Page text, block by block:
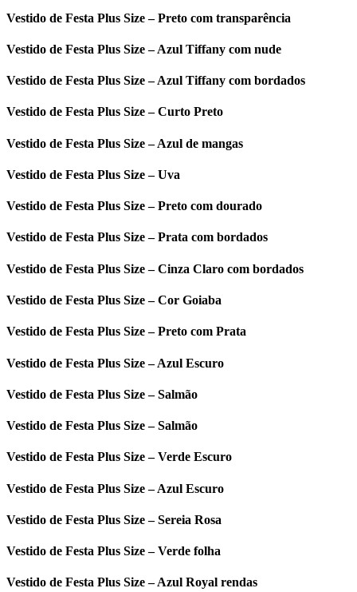
Vestido de Festa Plus Size – Preto com transparência
Vestido de Festa Plus Size – Azul Tiffany com nude
Vestido de Festa Plus Size – Azul Tiffany com bordados
Vestido de Festa Plus Size – Curto Preto
Vestido de Festa Plus Size – Azul de mangas
Vestido de Festa Plus Size – Uva
Vestido de Festa Plus Size – Preto com dourado
Vestido de Festa Plus Size – Prata com bordados
Vestido de Festa Plus Size – Cinza Claro com bordados
Vestido de Festa Plus Size – Cor Goiaba
Vestido de Festa Plus Size – Preto com Prata
Vestido de Festa Plus Size – Azul Escuro
Vestido de Festa Plus Size – Salmão
Vestido de Festa Plus Size – Salmão
Vestido de Festa Plus Size – Verde Escuro
Vestido de Festa Plus Size – Azul Escuro
Vestido de Festa Plus Size – Sereia Rosa
Vestido de Festa Plus Size – Verde folha
Vestido de Festa Plus Size – Azul Royal rendas